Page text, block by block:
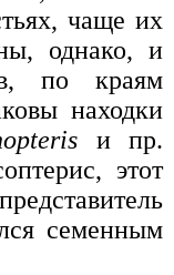
чаще их
однако, и
по краям
находки
и пр.
этот
семенным